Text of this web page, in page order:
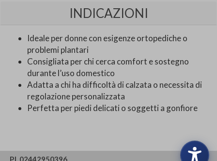
INDICAZIONI
Ideale per donne con esigenze ortopediche o
problemi plantari
Consigliata per chi cerca comfort e sostegno
durante l’uso domestico
Adatta a chi ha difficoltà di calzata o necessita di
regolazione personalizzata
Perfetta per piedi delicati o soggetti a gonfiore
P.I. 02442950396